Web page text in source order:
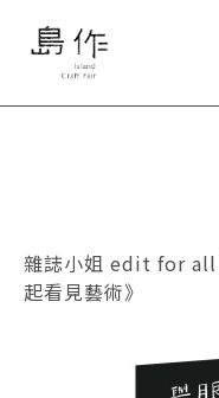
雜誌小姐 edit for all
起看見藝術》